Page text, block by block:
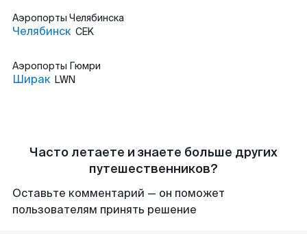
Аэропорты Челябинска
Челябинск CEK
Аэропорты Гюмри
Ширак LWN
Часто летаете и знаете больше других
путешественников?
Оставьте комментарий — он поможет
пользователям принять решение